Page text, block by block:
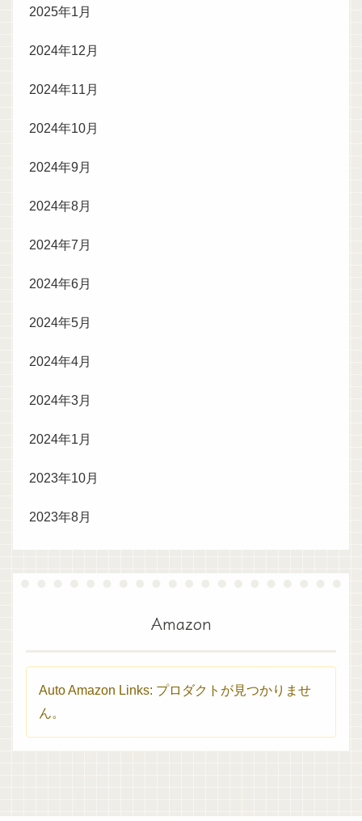
2025年1月
2024年12月
2024年11月
2024年10月
2024年9月
2024年8月
2024年7月
2024年6月
2024年5月
2024年4月
2024年3月
2024年1月
2023年10月
2023年8月
Amazon
Auto Amazon Links: プロダクトが見つかりませ
ん。